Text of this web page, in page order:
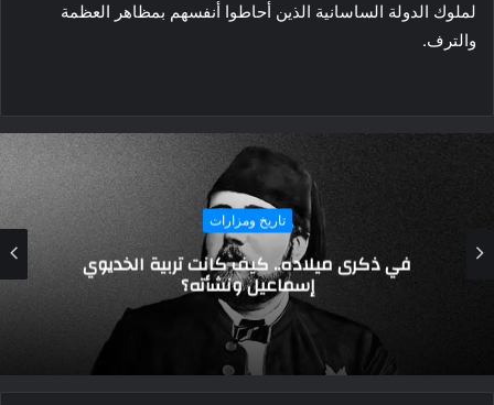
لملوك الدولة الساسانية الذين أحاطوا أنفسهم بمظاهر العظمة
والترف.
تاريخ ومزارات
أبو القاسم المستنصر بالله الثاني حكم عابر في
ظل الخلافة العباسية